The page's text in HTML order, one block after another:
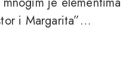
i Margarita”…